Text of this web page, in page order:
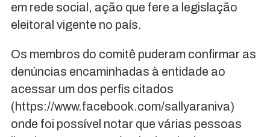
em rede social, ação que fere a legislação
eleitoral vigente no país.
Os membros do comitê puderam confirmar as
denúncias encaminhadas à entidade ao
acessar um dos perfis citados
(https://www.facebook.com/sallyaraniva)
onde foi possível notar que várias pessoas